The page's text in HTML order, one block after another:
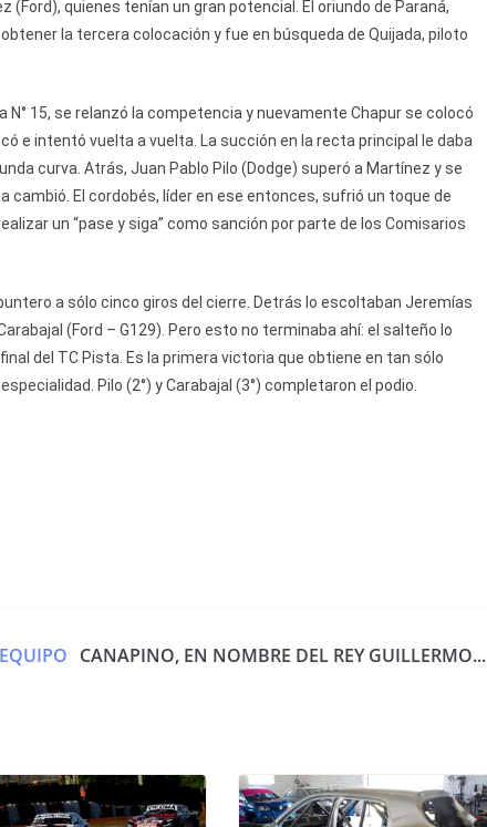
(Ford), quienes tenían un gran potencial. El oriundo de Paraná,
la tercera colocación y fue en búsqueda de Quijada, piloto
15, se relanzó la competencia y nuevamente Chapur se colocó
e intentó vuelta a vuelta. La succión en la recta principal le daba
curva. Atrás, Juan Pablo Pilo (Dodge) superó a Martínez y se
cambió. El cordobés, líder en ese entonces, sufrió un toque de
un “pase y siga” como sanción por parte de los Comisarios
a sólo cinco giros del cierre. Detrás lo escoltaban Jeremías
(Ford – G129). Pero esto no terminaba ahí: el salteño lo
del TC Pista. Es la primera victoria que obtiene en tan sólo
Pilo (2°) y Carabajal (3°) completaron el podio.
CANAPINO, EN NOMBRE DEL REY GUILLERMO...